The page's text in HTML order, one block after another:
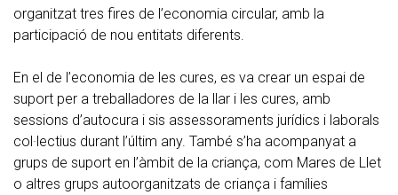
organitzat tres fires de l’economia circular, amb la
participació de nou entitats diferents.
En el de l’economia de les cures, es va crear un espai de
suport per a treballadores de la llar i les cures, amb
sessions d’autocura i sis assessoraments jurídics i laborals
col·lectius durant l’últim any. També s’ha acompanyat a
grups de suport en l’àmbit de la criança, com Mares de Llet
o altres grups autoorganitzats de criança i famílies